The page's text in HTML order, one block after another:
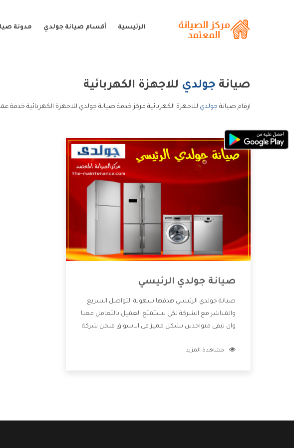
الرئيسية أقسام صيانة جولدي مدونة
صيانة جولدي للاجهزة الكهربائية
ارقام صيانة جولدي للاجهزة الكهربائية مركز خدمة صيانة جولدي للاجهزة الكهربائية خدمة
صيانة جولدي الرئيسي
صيانة جولدي الرئيسي هدفها سهولة التواصل السريع
والمباشر مع الشركة لكى يستمتع العميل بالتعامل معنا
وان نبقى متواجدين بشكل مميز فى الاسواق فنحن شركة
بالخدمات التى تنفرد الشركة بها والتى تكون منها خدمة
مشاهدة المزيد